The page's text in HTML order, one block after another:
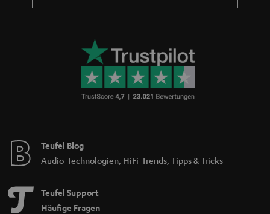
Teufel Blog
Audio-Technologien, HiFi-Trends, Tipps & Tricks
Teufel Support
Häufige Fragen